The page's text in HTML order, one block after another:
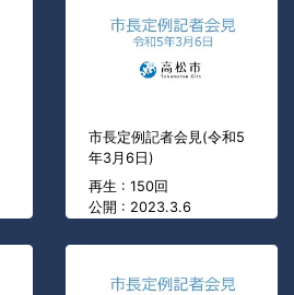
市長定例記者会見(令和5
年3月6日)
再生 : 150回
公開 : 2023.3.6